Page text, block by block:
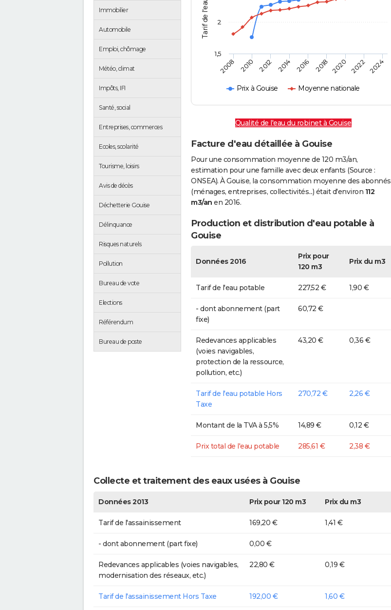
Immobilier
Automobile
Emploi, chômage
Météo, climat
Impôts, IFI
Santé, social
Entreprises, commerces
Ecoles, scolarité
Tourisme, loisirs
Avis de décès
Déchetterie Gouise
Délinquance
Risques naturels
Pollution
Bureau de vote
Elections
Référendum
Bureau de poste
Prix à Gouise Moyenne nationale
2008 2010 2012 2014 2016 2018 2020 2022 2024
1,5
2
Qualité de l'eau du robinet à Gouise
Facture d'eau détaillée à Gouise
Pour une consommation moyenne de 120 m3/an,
estimation pour une famille avec deux enfants (Source :
ONSEA). À Gouise, la consommation moyenne des abonnés
(ménages, entreprises, collectivités...) était d'environ 112
m3/an en 2016.
Production et distribution d'eau potable à
Gouise
Données 2016
Prix pour
120 m3
Prix du m3
Tarif de l'eau potable 227,52 € 1,90 €
- dont abonnement (part
fixe)
60,72 €
Redevances applicables
(voies navigables,
protection de la ressource,
pollution, etc.)
43,20 € 0,36 €
Tarif de l'eau potable Hors
Taxe
270,72 € 2,26 €
Montant de la TVA à 5,5% 14,89 € 0,12 €
Prix total de l'eau potable 285,61 € 2,38 €
Collecte et traitement des eaux usées à Gouise
Données 2013 Prix pour 120 m3 Prix du m3
Tarif de l'assainissement 169,20 € 1,41 €
- dont abonnement (part fixe) 0,00 €
Redevances applicables (voies navigables,
modernisation des réseaux, etc.)
22,80 € 0,19 €
Tarif de l'assainissement Hors Taxe 192,00 € 1,60 €